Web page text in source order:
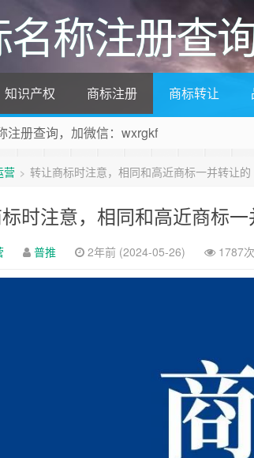
名称注册查
知识产权 商标注册 商标转让
注册查询，加微信：wxrgkf
营 > 转让商标时注意，相同和高近商标一并转让的
时注意，相同和高近商标
普推 2年前 (2024-05-26) 1787